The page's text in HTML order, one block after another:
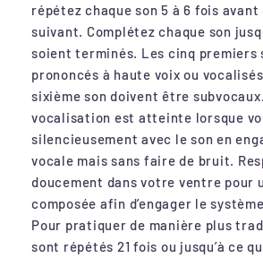
répétez chaque son 5 à 6 fois avant
suivant. Complétez chaque son
soient terminés. Les cinq premiers
prononcés à haute voix ou
sixième son doivent être
vocalisation est atteinte lorsque
silencieusement avec le son en
vocale mais sans faire de bruit.
doucement dans votre ventre pour
composée afin d’engager le
Pour pratiquer de manière plus
sont répétés 21 fois ou jusqu’à ce